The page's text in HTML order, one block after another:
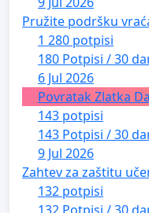
Pružite podršku
1 280 potpisi
180 Potpisi / 30
6 Jul 2026
Povratak Zlatka
143 potpisi
143 Potpisi / 30
9 Jul 2026
Zahtev za zaštitu
132 potpisi